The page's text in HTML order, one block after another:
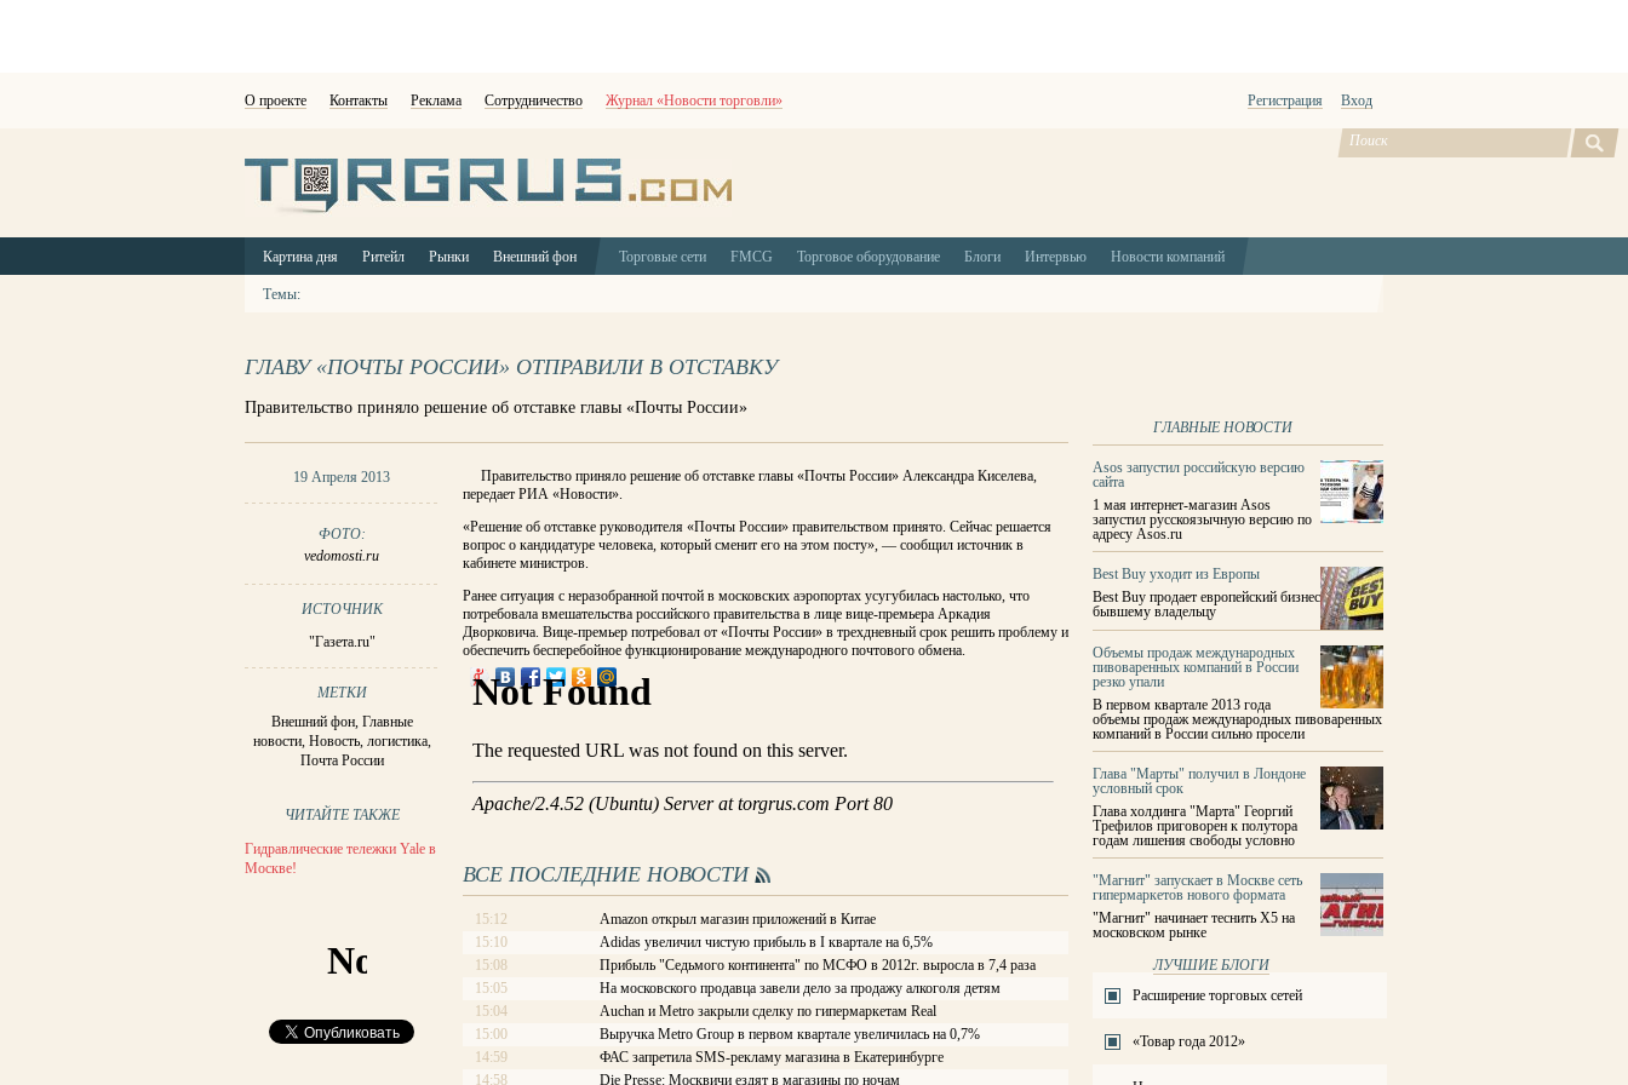
О проекте Контакты Реклама Сотрудничество Журнал «Новости торговли» Регистрация Вход
Картина дня Ритейл Рынки Внешний фон Торговые сети FMCG Торговое оборудование Блоги Интервью Новости компаний
Темы:
ГЛАВУ «ПОЧТЫ РОССИИ» ОТПРАВИЛИ В ОТСТАВКУ
Правительство приняло решение об отставке главы «Почты России»
19 Апреля 2013
ФОТО:
vedomosti.ru
ИСТОЧНИК
"Газета.ru"
МЕТКИ
Внешний фон, Главные
новости, Новость, логистика,
Почта России
ЧИТАЙТЕ ТАКЖЕ
Гидравлические тележки Yale в
Москве!
Правительство приняло решение об отставке главы «Почты России» Александра Киселева,
передает РИА «Новости».
«Решение об отставке руководителя «Почты России» правительством принято. Сейчас решается
вопрос о кандидатуре человека, который сменит его на этом посту», — сообщил источник в
кабинете министров.
Ранее ситуация с неразобранной почтой в московских аэропортах усугубилась настолько, что
потребовала вмешательства российского правительства в лице вице-премьера Аркадия
Дворковича. Вице-премьер потребовал от «Почты России» в трехдневный срок решить проблему и
обеспечить бесперебойное функционирование международного почтового обмена.
ВСЕ ПОСЛЕДНИЕ НОВОСТИ
15:12
Amazon открыл магазин приложений в Китае
15:10
Adidas увеличил чистую прибыль в I квартале на 6,5%
15:08
Прибыль "Седьмого континента" по МСФО в 2012г. выросла в 7,4 раза
15:05
На московского продавца завели дело за продажу алкоголя детям
15:04
Auchan и Metro закрыли сделку по гипермаркетам Real
15:00
Выручка Metro Group в первом квартале увеличилась на 0,7%
14:59
ФАС запретила SMS-рекламу магазина в Екатеринбурге
14:58
Die Presse: Москвичи ездят в магазины по ночам
ГЛАВНЫЕ НОВОСТИ
Asos запустил российскую версию
сайта
1 мая интернет-магазин Asos
запустил русскоязычную версию по
адресу Asos.ru
Best Buy уходит из Европы
Best Buy продает европейский бизнес
бывшему владельцу
Объемы продаж международных
пивоваренных компаний в России
резко упали
В первом квартале 2013 года
объемы продаж международных пивоваренных
компаний в России сильно просели
Глава "Марты" получил в Лондоне
условный срок
Глава холдинга "Марта" Георгий
Трефилов приговорен к полутора
годам лишения свободы условно
"Магнит" запускает в Москве сеть
гипермаркетов нового формата
"Магнит" начинает теснить X5 на
московском рынке
ЛУЧШИЕ БЛОГИ
Расширение торговых сетей
«Товар года 2012»